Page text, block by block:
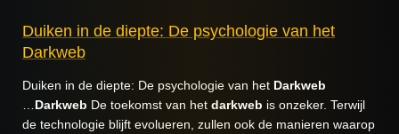
Duiken in de diepte: De psychologie van het
Darkweb
Duiken in de diepte: De psychologie van het Darkweb
Darkweb De toekomst van het darkweb is onzeker. Terwijl
de technologie blijft evolueren, zullen ook de manieren waarop